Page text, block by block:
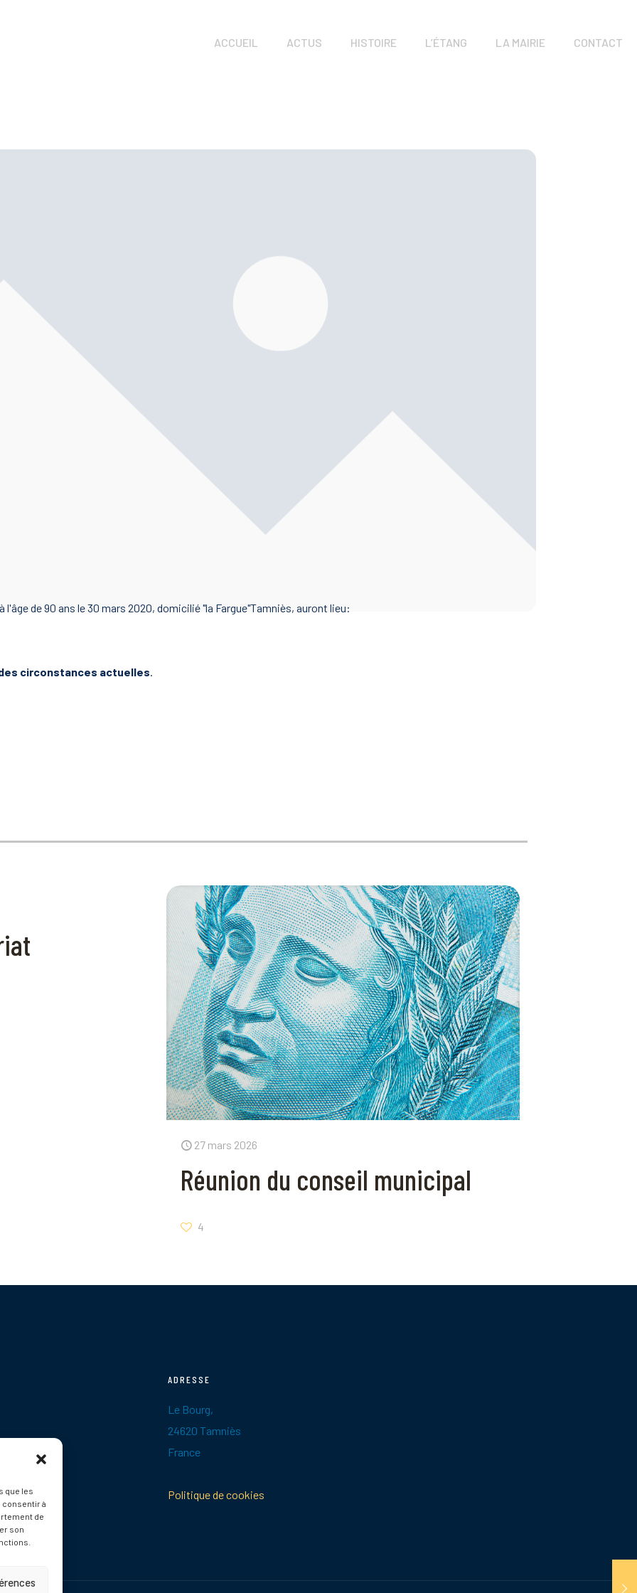
que les
consentir à
de
son
ACCUEIL ACTUS HISTOIRE L’ÉTANG LA MAIRIE CONTACT
l'âge de 90 ans le 30 mars 2020, domicilié "la Fargue"Tamniès, auront lieu:
circonstances actuelles.
27 mars 2026
Réunion du conseil municipal
4
ADRESSE
Le Bourg,
24620 Tamniès
France
Politique de cookies